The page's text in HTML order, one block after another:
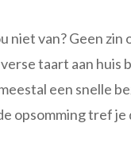
van? Geen zin
taart aan huis
een snelle
opsomming tref